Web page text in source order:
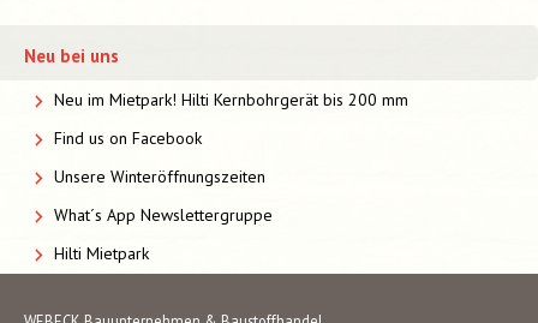
Neu bei uns
Neu im Mietpark! Hilti Kernbohrgerät bis 200 mm
Find us on Facebook
Unsere Winteröffnungszeiten
What´s App Newslettergruppe
Hilti Mietpark